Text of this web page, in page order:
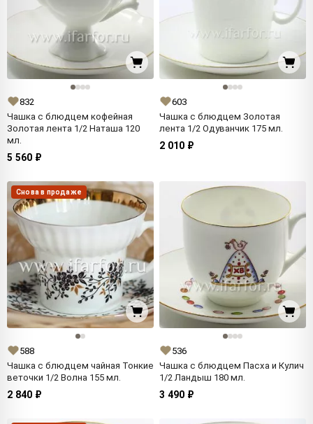
832
Чашка с блюдцем кофейная
Золотая лента 1/2 Наташа 120
мл.
5 560 ₽
603
Чашка с блюдцем Золотая
лента 1/2 Одуванчик 175 мл.
2 010 ₽
Снова в продаже
588
Чашка с блюдцем чайная Тонкие
веточки 1/2 Волна 155 мл.
2 840 ₽
536
Чашка с блюдцем Пасха и Кулич
1/2 Ландыш 180 мл.
3 490 ₽